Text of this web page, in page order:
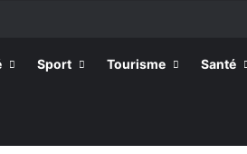
Sport Tourisme Santé